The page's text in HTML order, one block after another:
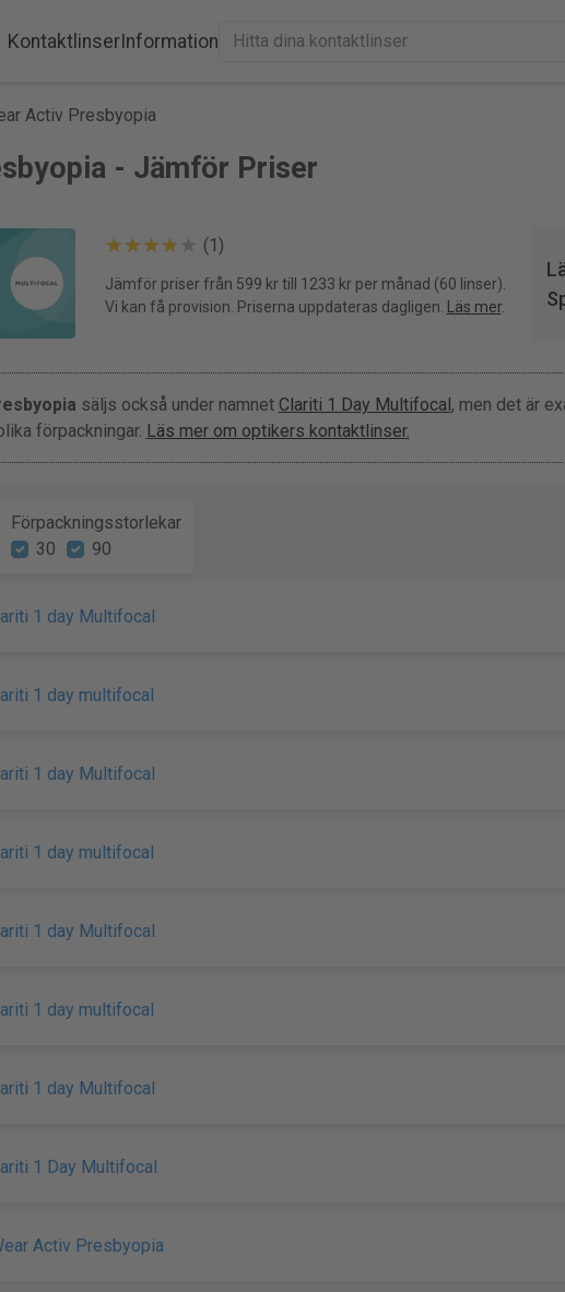
KontaktlinserInformation
Activ Presbyopia
- Jämför Priser
(1)
Jämför priser från 599 kr till 1233 kr per månad (60 linser).
Vi kan få provision. Priserna uppdateras dagligen.
Läs mer.
säljs också under namnet Clariti 1 Day Multifocal, men det är
förpackningar. Läs mer om optikers kontaktlinser.
Förpackningsstorlekar
30
90
1 day Multifocal
1 day multifocal
1 day Multifocal
1 day multifocal
1 day Multifocal
1 day multifocal
1 day Multifocal
1 Day Multifocal
Activ Presbyopia